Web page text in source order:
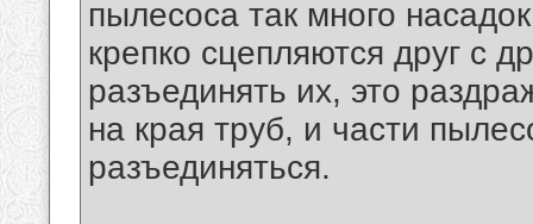
пылесоса так много
крепко сцепляются друг с
разъединять их, это
на края труб, и части
разъединяться.